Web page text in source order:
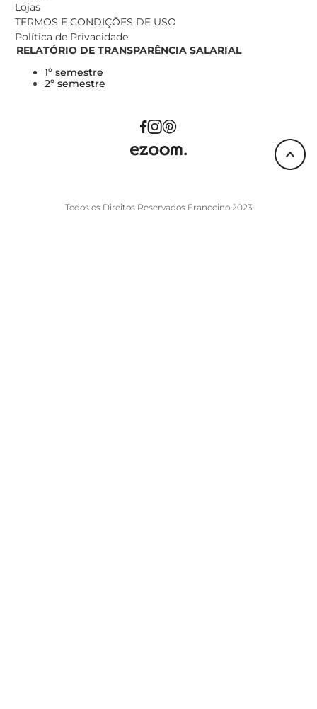
Lojas
TERMOS E CONDIÇÕES DE USO
Política de Privacidade
RELATÓRIO DE TRANSPARÊNCIA SALARIAL
1º semestre
2º semestre
Todos os Direitos Reservados Franccino 2023